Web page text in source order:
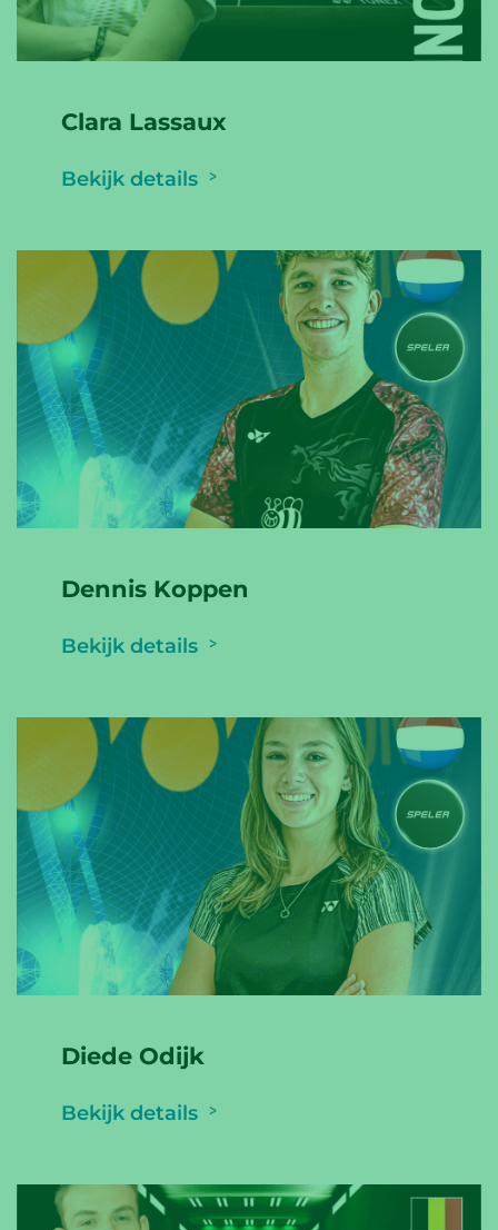
Clara Lassaux
Bekijk details
Dennis Koppen
Bekijk details
Diede Odijk
Bekijk details